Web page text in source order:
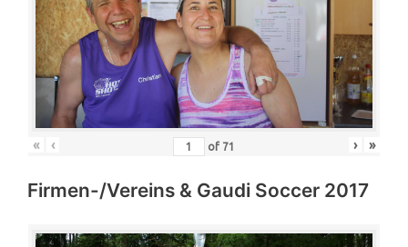
« ‹ of 71 › »
Firmen-/Vereins & Gaudi Soccer 2017